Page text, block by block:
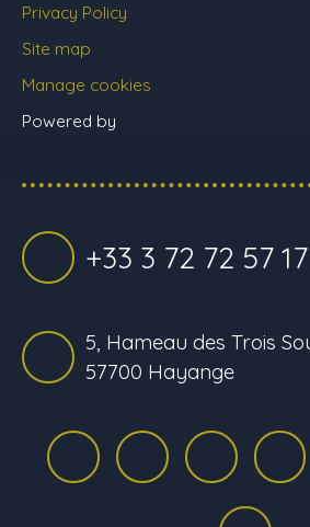
Privacy Policy
Site map
Manage cookies
Powered by
+33 3 72 72 57 17
5, Hameau des Trois
57700 Hayange